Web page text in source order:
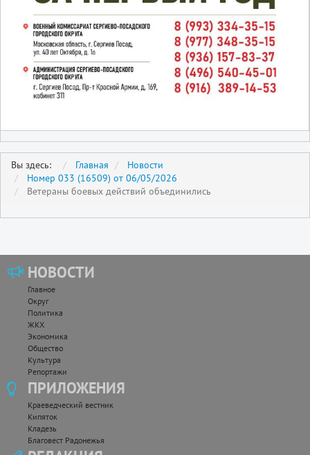
Вы здесь: Главная
Новости
Номер 033 (16509) от 06/05/2026
Ветераны боевых действий объединились
НОВОСТИ
Главное
Округ
Политика
ЖКХ
Экономика
Общество
Культура
Репортажи
ПРИЛОЖЕНИЯ
Краеведческий вестник
Кипяток
Кладезь
Благовест Радонежья